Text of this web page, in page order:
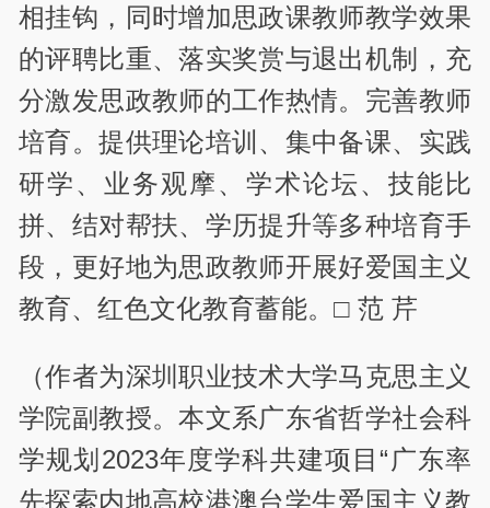
相挂钩，同时增加思政课教师教学效果
的评聘比重、落实奖赏与退出机制，充
分激发思政教师的工作热情。完善教师
培育。提供理论培训、集中备课、实践
研学、业务观摩、学术论坛、技能比
拼、结对帮扶、学历提升等多种培育手
段，更好地为思政教师开展好爱国主义
教育、红色文化教育蓄能。□ 范 芹
（作者为深圳职业技术大学马克思主义
学院副教授。本文系广东省哲学社会科
学规划2023年度学科共建项目“广东率
先探索内地高校港澳台学生爱国主义教